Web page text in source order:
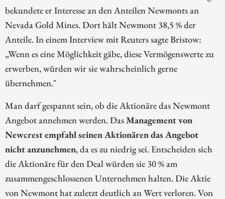
bekundete er Interesse an den Anteilen Newmonts an
Nevada Gold Mines. Dort hält Newmont 38,5 % der
Anteile. In einem Interview mit Reuters sagte Bristow:
„Wenn es eine Möglichkeit gäbe, diese Vermögenswerte zu
erwerben, würden wir sie wahrscheinlich gerne
übernehmen."
Man darf gespannt sein, ob die Aktionäre das Newmont
Angebot annehmen werden. Das Management von
Newcrest empfahl seinen Aktionären das Angebot
nicht anzunehmen, da es zu niedrig sei. Entscheiden sich
die Aktionäre für den Deal würden sie 30 % am
zusammengeschlossenen Unternehmen halten. Die Aktie
von Newmont hat zuletzt deutlich an Wert verloren. Von